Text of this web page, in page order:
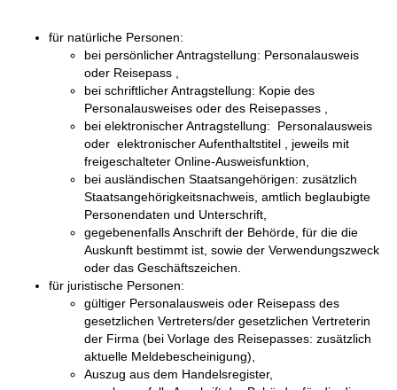
für natürliche Personen:
bei persönlicher Antragstellung: Personalausweis
oder Reisepass ,
bei schriftlicher Antragstellung: Kopie des
Personalausweises oder des Reisepasses ,
bei elektronischer Antragstellung: Personalausweis
oder elektronischer Aufenthaltstitel , jeweils mit
freigeschalteter Online-Ausweisfunktion,
bei ausländischen Staatsangehörigen: zusätzlich
Staatsangehörigkeitsnachweis, amtlich beglaubigte
Personendaten und Unterschrift,
gegebenenfalls Anschrift der Behörde, für die die
Auskunft bestimmt ist, sowie der Verwendungszweck
oder das Geschäftszeichen.
für juristische Personen:
gültiger Personalausweis oder Reisepass des
gesetzlichen Vertreters/der gesetzlichen Vertreterin
der Firma (bei Vorlage des Reisepasses: zusätzlich
aktuelle Meldebescheinigung),
Auszug aus dem Handelsregister,